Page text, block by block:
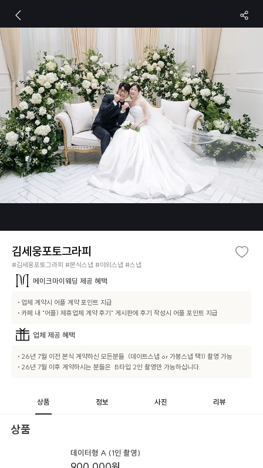
김세웅포토그라피
#김세웅포토그라피 #본식스냅 #야외스냅 #스냅
메이크마이웨딩 제공 혜택
• 업체 계약시 어플 계약 포인트 지급
• 카페 내 "어플) 제휴업체 계약 후기" 게시판에 후기 작성시 어플 포인트 지급
업체 제공 혜택
• 26년 7월 이전 본식 계약하신 모든분들  (데이트스냅 or 가봉스냅 택1) 촬영 가능
상품 정보 사진 리뷰
상품
데이터형 A (1인 촬영)